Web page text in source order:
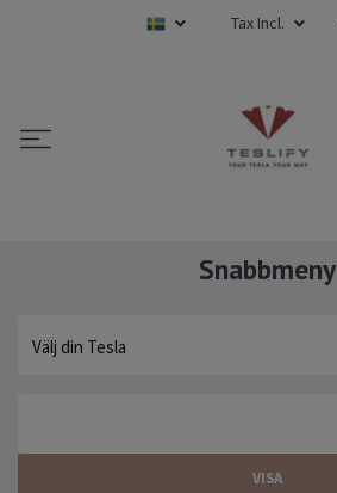
Tax Incl.
Snabbmeny
VISA